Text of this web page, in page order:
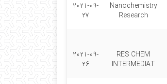
Nanochemistry
Research
2021-09-
27
RES CHEM
INTERMEDIAT
2021-09-
26